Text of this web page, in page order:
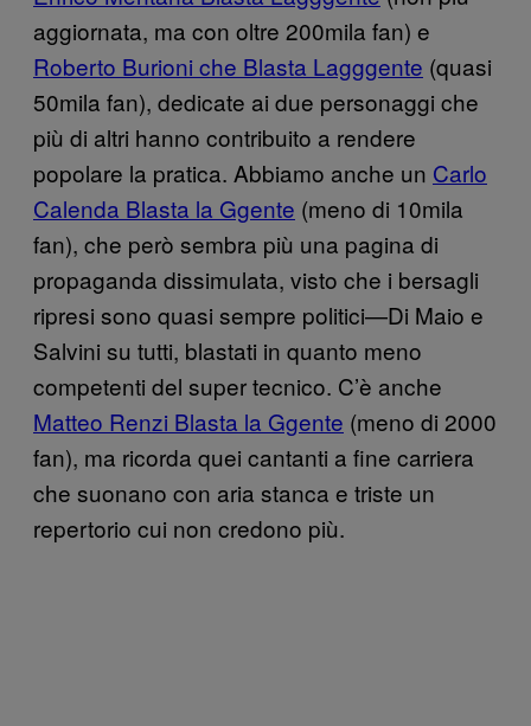
aggiornata, ma con oltre 200mila fan) e
Roberto Burioni che Blasta Lagggente (quasi
50mila fan), dedicate ai due personaggi che
più di altri hanno contribuito a rendere
popolare la pratica. Abbiamo anche un Carlo
Calenda Blasta la Ggente (meno di 10mila
fan), che però sembra più una pagina di
propaganda dissimulata, visto che i bersagli
ripresi sono quasi sempre politici—Di Maio e
Salvini su tutti, blastati in quanto meno
competenti del super tecnico. C’è anche
Matteo Renzi Blasta la Ggente (meno di 2000
fan), ma ricorda quei cantanti a fine carriera
che suonano con aria stanca e triste un
repertorio cui non credono più.